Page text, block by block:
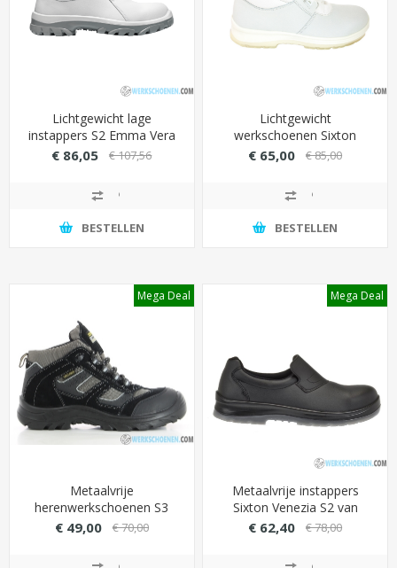
Lichtgewicht lage
instappers S2 Emma Vera
XD Wit voor foodindustrie
€ 86,05 € 107,56
BESTELLEN
Lichtgewicht
werkschoenen Sixton
Bergamo Wit S2 hoog met
€ 65,00 € 85,00
BESTELLEN
Mega Deal
Metaalvrije
herenwerkschoenen S3
Safety Jogger Climber met
€ 49,00 € 70,00
Mega Deal
Metaalvrije instappers
Sixton Venezia S2 van
antibacterieel microfiber
€ 62,40 € 78,00